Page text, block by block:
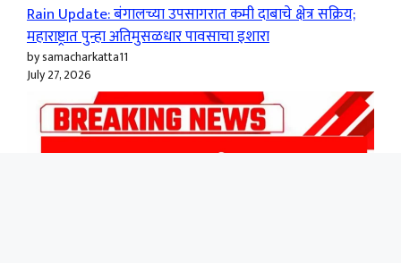
Rain Update: बंगालच्या उपसागरात कमी दाबाचे क्षेत्र सक्रिय;
महाराष्ट्रात पुन्हा अतिमुसळधार पावसाचा इशारा
by samacharkatta11
July 27, 2026